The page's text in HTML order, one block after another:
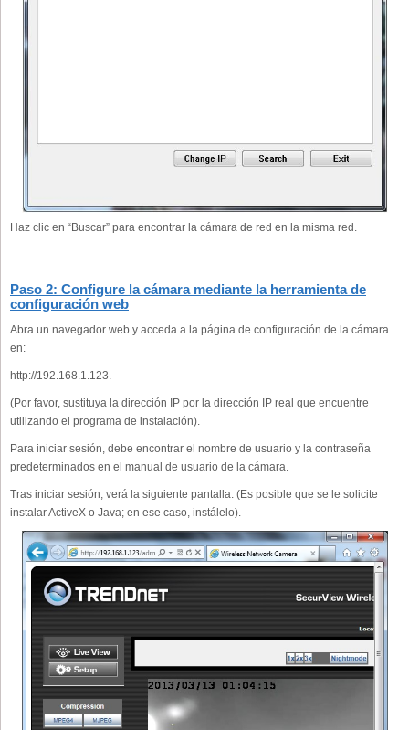
Haz clic en “Buscar” para encontrar la cámara de red en la misma red.
Paso 2: Configure la cámara mediante la herramienta de
configuración web
Abra un navegador web y acceda a la página de configuración de la cámara
en:
http://192.168.1.123.
(Por favor, sustituya la dirección IP por la dirección IP real que encuentre
utilizando el programa de instalación).
Para iniciar sesión, debe encontrar el nombre de usuario y la contraseña
predeterminados en el manual de usuario de la cámara.
Tras iniciar sesión, verá la siguiente pantalla: (Es posible que se le solicite
instalar ActiveX o Java; en ese caso, instálelo).